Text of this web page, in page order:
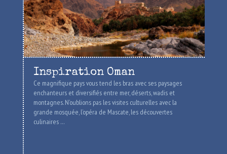
Inspiration Oman
Ce magnifique pays vous tend les bras avec ses paysages
enchanteurs et diversifiés entre mer, déserts, wadis et
montagnes. N’oublions pas les visites culturelles avec la
grande mosquée, l’opéra de Mascate, les découvertes
culinaires …